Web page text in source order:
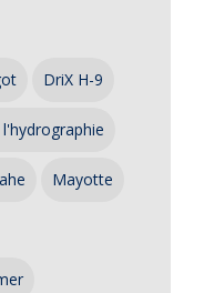
DriX H-9
Mayotte